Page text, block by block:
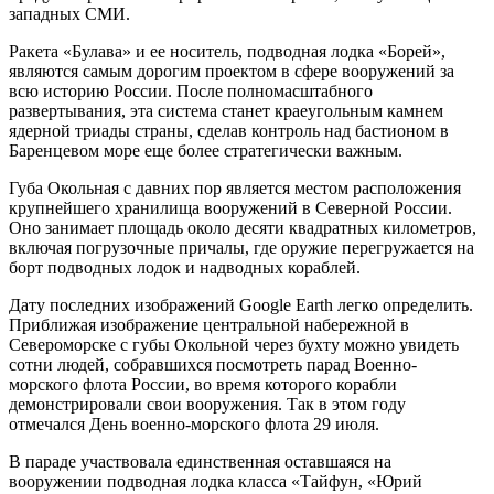
западных СМИ.
Ракета «Булава» и ее носитель, подводная лодка «Борей»,
являются самым дорогим проектом в сфере вооружений за
всю историю России. После полномасштабного
развертывания, эта система станет краеугольным камнем
ядерной триады страны, сделав контроль над бастионом в
Баренцевом море еще более стратегически важным.
Губа Окольная с давних пор является местом расположения
крупнейшего хранилища вооружений в Северной России.
Оно занимает площадь около десяти квадратных километров,
включая погрузочные причалы, где оружие перегружается на
борт подводных лодок и надводных кораблей.
Дату последних изображений Google Earth легко определить.
Приближая изображение центральной набережной в
Североморске с губы Окольной через бухту можно увидеть
сотни людей, собравшихся посмотреть парад Военно-
морского флота России, во время которого корабли
демонстрировали свои вооружения. Так в этом году
отмечался День военно-морского флота 29 июля.
В параде участвовала единственная оставшаяся на
вооружении подводная лодка класса «Тайфун, «Юрий